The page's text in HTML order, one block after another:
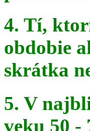
4. Tí,
obdobie
skrátka
5. V
veku 50 -